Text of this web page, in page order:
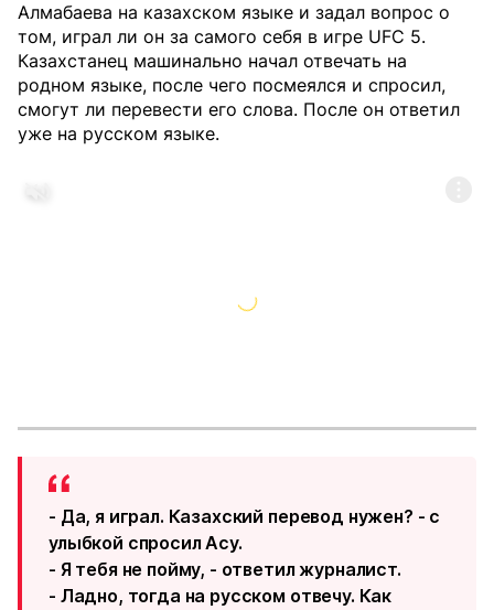
Алмабаева на казахском языке и задал вопрос о
том, играл ли он за самого себя в игре UFC 5.
Казахстанец машинально начал отвечать на
родном языке, после чего посмеялся и спросил,
смогут ли перевести его слова. После он ответил
уже на русском языке.
- Да, я играл. Казахский перевод нужен? - с
улыбкой спросил Асу.
- Я тебя не пойму, - ответил журналист.
- Ладно, тогда на русском отвечу. Как